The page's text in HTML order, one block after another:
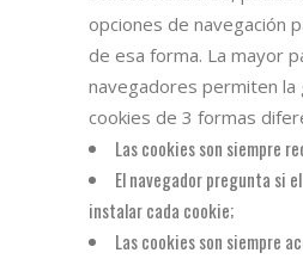
opciones de navegación
de esa forma. La mayor
navegadores permiten la
cookies de 3 formas
Las cookies son siempre
El navegador pregunta si
instalar cada cookie;
Las cookies son siempre